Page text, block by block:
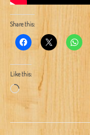
Share this:
Like this:
Loading…